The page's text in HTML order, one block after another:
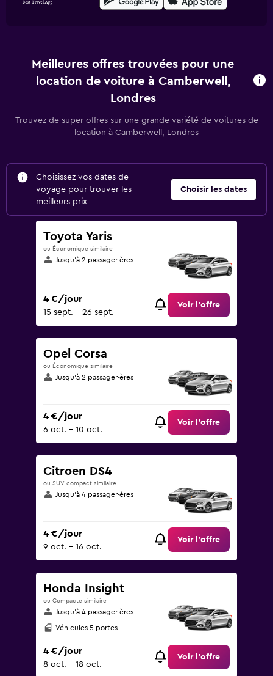
Meilleures offres trouvées pour une
location de voiture à Camberwell,
Londres
Trouvez de super offres sur une grande variété de voitures de
location à Camberwell, Londres
Choisissez vos dates de
voyage pour trouver les
meilleurs prix
Choisir les dates
Toyota Yaris
ou Économique similaire
Jusqu’à 2 passager·ères
4 €/jour
15 sept. - 26 sept.
Voir l’offre
Opel Corsa
ou Économique similaire
Jusqu’à 2 passager·ères
4 €/jour
6 oct. - 10 oct.
Voir l’offre
Citroen DS4
ou SUV compact similaire
Jusqu’à 4 passager·ères
4 €/jour
9 oct. - 16 oct.
Voir l’offre
Honda Insight
ou Compacte similaire
Jusqu’à 4 passager·ères
Véhicules 5 portes
4 €/jour
8 oct. - 18 oct.
Voir l’offre